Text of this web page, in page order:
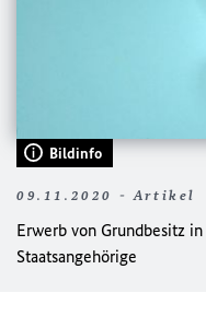
Bildinfo
09.11.2020 - Artikel
Erwerb von Grundbesitz
Staatsangehörige